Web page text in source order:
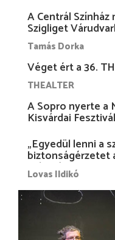
A Centrál
Szigliget
Tamás Dorka
Véget ért a 36.
THEALTER
A Sopro nyerte a
Kisvárdai
„Egyedül lenni a
biztonságérzetet
más nélkül is
Lovas Ildikó